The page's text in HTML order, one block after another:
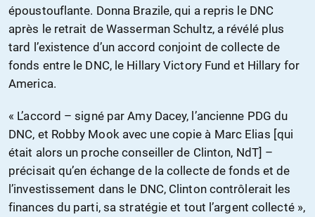
époustouflante. Donna Brazile, qui a repris le DNC
après le retrait de Wasserman Schultz, a révélé plus
tard l’existence d’un accord conjoint de collecte de
fonds entre le DNC, le Hillary Victory Fund et Hillary for
America.
« L’accord – signé par Amy Dacey, l’ancienne PDG du
DNC, et Robby Mook avec une copie à Marc Elias [qui
était alors un proche conseiller de Clinton, NdT] –
précisait qu’en échange de la collecte de fonds et de
l’investissement dans le DNC, Clinton contrôlerait les
finances du parti, sa stratégie et tout l’argent collecté »,